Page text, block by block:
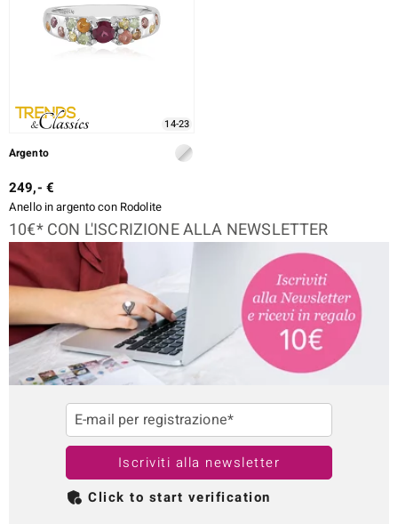
14-23
Argento
249,- €
Anello in argento con Rodolite
10€* CON L'ISCRIZIONE ALLA NEWSLETTER
E-mail per registrazione*
Iscriviti alla newsletter
Click to start verification